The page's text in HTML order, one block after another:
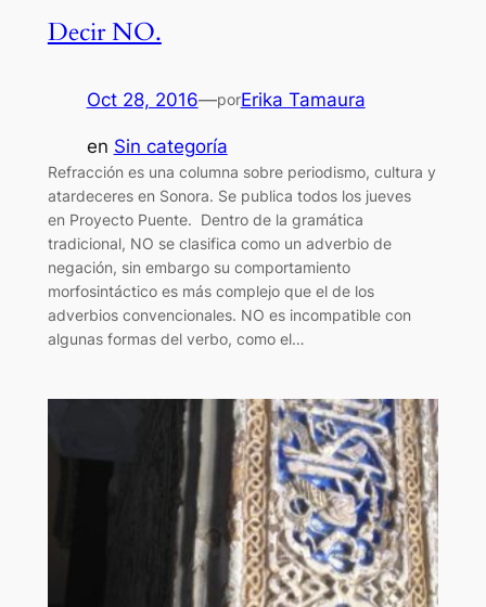
Decir NO.
Oct 28, 2016—porErika Tamaura
en Sin categoría
Refracción es una columna sobre periodismo, cultura y
atardeceres en Sonora. Se publica todos los jueves
en Proyecto Puente. Dentro de la gramática
tradicional, NO se clasifica como un adverbio de
negación, sin embargo su comportamiento
morfosintáctico es más complejo que el de los
adverbios convencionales. NO es incompatible con
algunas formas del verbo, como el…